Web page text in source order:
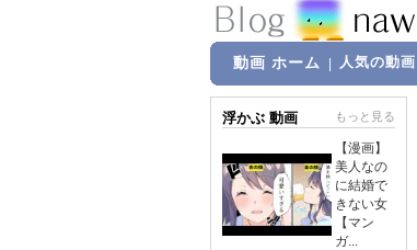
動画 ホーム 人気の動画
浮かぶ 動画 もっと見る
【漫画】
美人なの
に結婚で
きない女
【マン
ガ...